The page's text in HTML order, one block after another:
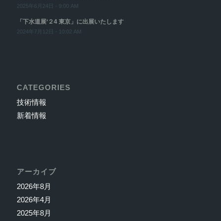
2025年6月24日 - 9:00 AM
「下水道展‘２4 東京」に出展いたします
2024年7月12日 - 10:02 AM
CATEGORIES
技術情報
新着情報
アーカイブ
2026年8月
2026年4月
2025年8月